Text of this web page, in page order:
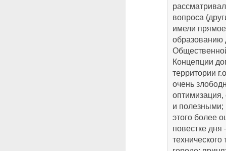
вопроса
имели
образованию
Концепции
территории
очень
и полезными;
этого более
повестке